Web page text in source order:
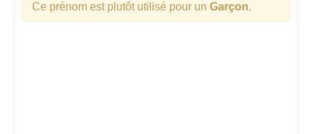
Ce prénom est plutôt utilisé pour un Garçon.